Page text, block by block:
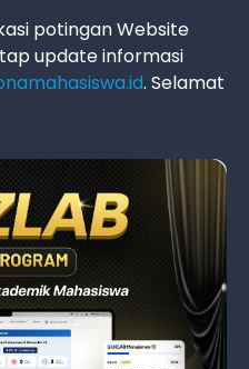
potingan Website
update informasi
. Selamat